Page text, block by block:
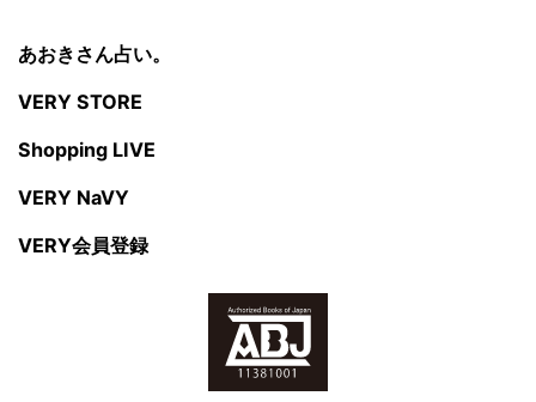
あおきさん占い。
VERY STORE
Shopping LIVE
VERY NaVY
VERY会員登録